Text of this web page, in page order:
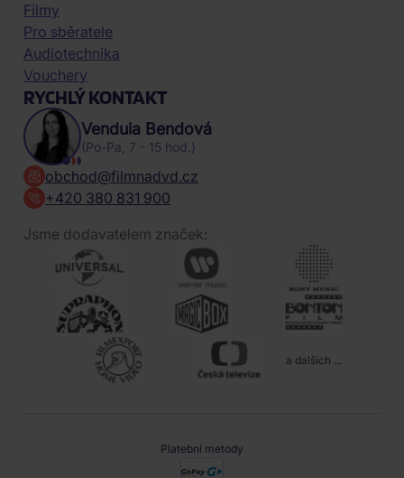
Filmy
Pro sběratele
Audiotechnika
Vouchery
RYCHLÝ KONTAKT
Vendula Bendová
(Po-Pa, 7 - 15 hod.)
obchod@filmnadvd.cz
+420 380 831 900
Jsme dodavatelem značek:
a dalších ...
Platební metody